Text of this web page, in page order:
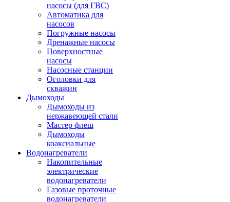
насосы (для ГВС)
Автоматика для
насосов
Погружные насосы
Дренажные насосы
Поверхностные
насосы
Насосные станции
Оголовки для
скважин
Дымоходы
Дымоходы из
нержавеющей стали
Мастер флеш
Дымоходы
коаксиальные
Водонагреватели
Накопительные
электрические
водонагреватели
Газовые проточные
водонагреватели